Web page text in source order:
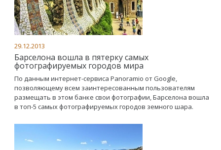
29.12.2013
Барселона вошла в пятерку самых
фотографируемых городов мира
По данным интернет-сервиса Panoramio от Google,
позволяющему всем заинтересованным пользователям
размещать в этом банке свои фотографии, Барселона вошла
в топ-5 самых фотографируемых городов земного шара.